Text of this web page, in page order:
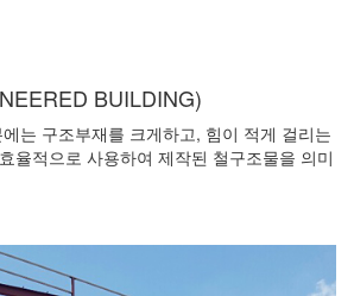
BUILDING)
는 구조부재를 크게하고, 힘이 적게 걸리는
율적으로 사용하여 제작된 철구조물을 의미